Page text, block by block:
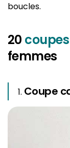
boucles.
20
femmes
Coupe